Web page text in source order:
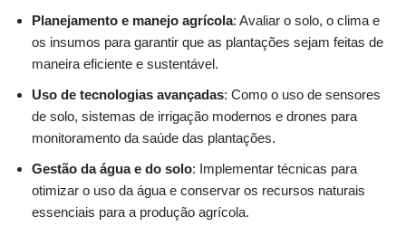
Planejamento e manejo agrícola: Avaliar o solo, o clima e
os insumos para garantir que as plantações sejam feitas de
maneira eficiente e sustentável.
Uso de tecnologias avançadas: Como o uso de sensores
de solo, sistemas de irrigação modernos e drones para
monitoramento da saúde das plantações.
Gestão da água e do solo: Implementar técnicas para
otimizar o uso da água e conservar os recursos naturais
essenciais para a produção agrícola.